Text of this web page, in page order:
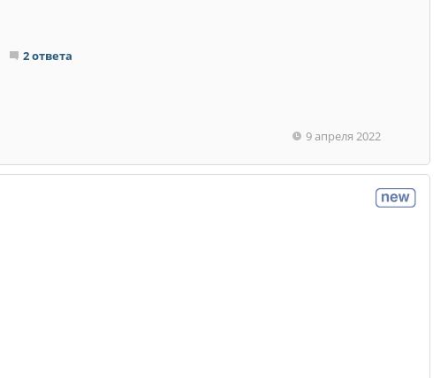
2 ответа
9 апреля 2022